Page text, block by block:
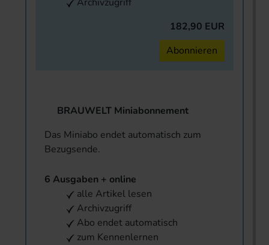
182,90 EUR
Abonnieren
BRAUWELT Miniabonnement
Das Miniabo endet automatisch zum
Bezugsende.
6 Ausgaben + online
alle Artikel lesen
Archivzugriff
Abo endet automatisch
zum Kennenlernen